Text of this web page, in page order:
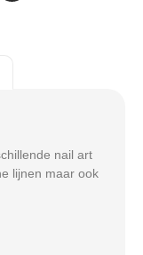
nail art
lijnen maar ook